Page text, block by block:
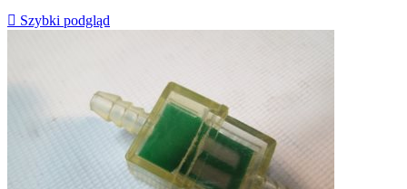
 Szybki podgląd